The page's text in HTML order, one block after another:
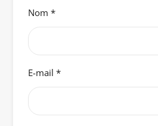
Nom*
E-mail*